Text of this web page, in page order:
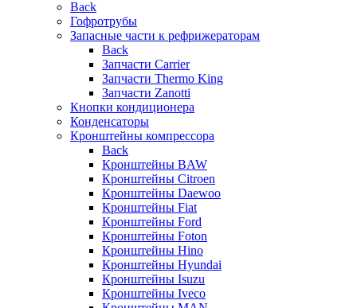
Back
Гофротрубы
Запасные части к рефрижераторам
Back
Запчасти Carrier
Запчасти Thermo King
Запчасти Zanotti
Кнопки кондиционера
Конденсаторы
Кронштейны компрессора
Back
Кронштейны BAW
Кронштейны Citroen
Кронштейны Daewoo
Кронштейны Fiat
Кронштейны Ford
Кронштейны Foton
Кронштейны Hino
Кронштейны Hyundai
Кронштейны Isuzu
Кронштейны Iveco